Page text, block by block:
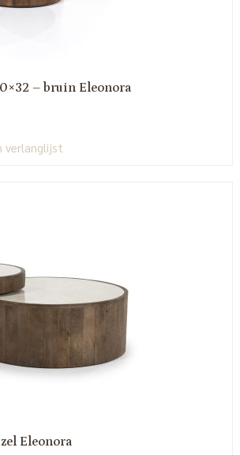
– bruin Eleonora
verlanglijst
Eleonora